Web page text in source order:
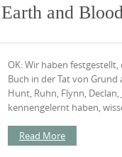
and
OK: Wir haben
Buch in der Tat von
Hunt, Ruhn, Flynn,
kennengelernt haben,
Read More